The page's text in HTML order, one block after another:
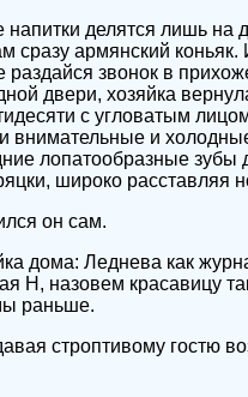
делятся лишь на
сразу армянский коньяк.
раздайся звонок в
двери, хозяйка
с угловатым
внимательные и
лопатообразные
широко расставляя
он сам.
дома: Леднева как
Н, назовем красавицу
раньше.
строптивому гостю